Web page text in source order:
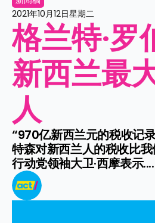
2021年10月12日星期二
格兰特·罗
新西兰最
人
“970亿新西兰元的税收记
特森对新西兰人的税收比
行动党领袖大卫·西摩表示....